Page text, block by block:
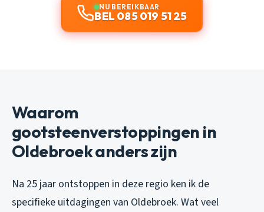
NU BEREIKBAAR
BEL 085 019 51 25
Waarom
gootsteenverstoppingen in
Oldebroek anders zijn
Na 25 jaar ontstoppen in deze regio ken ik de
specifieke uitdagingen van Oldebroek. Wat veel